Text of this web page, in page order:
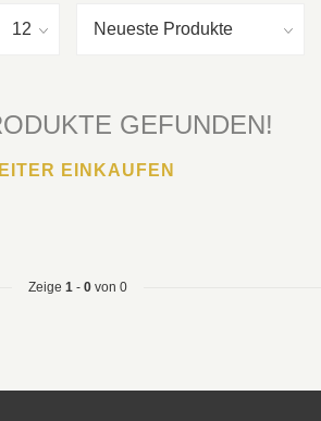
GEFUNDEN!
EINKAUFEN
Zeige 1- 0von 0